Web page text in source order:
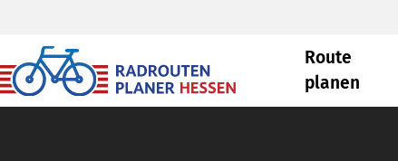
Route
planen